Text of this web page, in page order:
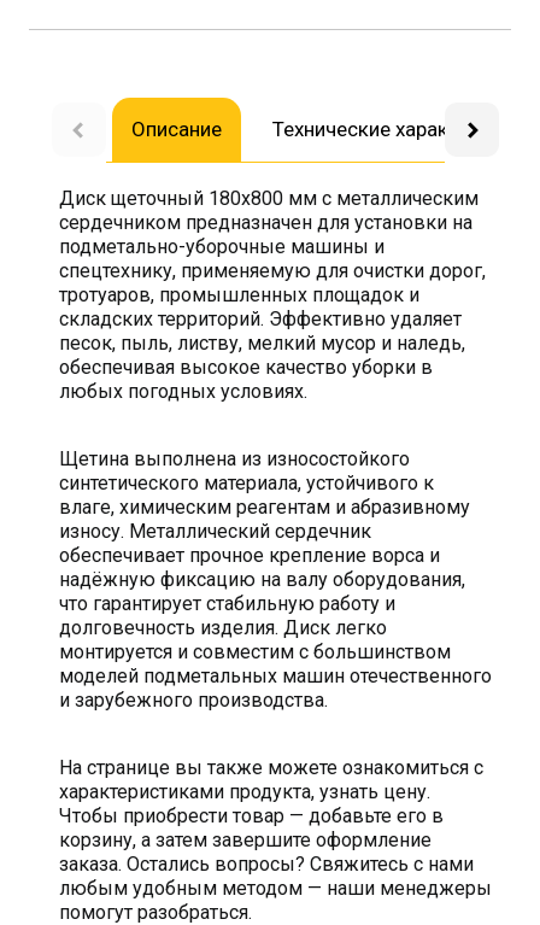
Описание Технические
Диск щеточный 180х800 мм с металлическим
сердечником предназначен для установки на
подметально-уборочные машины и
спецтехнику, применяемую для очистки дорог,
тротуаров, промышленных площадок и
складских территорий. Эффективно удаляет
песок, пыль, листву, мелкий мусор и наледь,
обеспечивая высокое качество уборки в
любых погодных условиях.
Щетина выполнена из износостойкого
синтетического материала, устойчивого к
влаге, химическим реагентам и абразивному
износу. Металлический сердечник
обеспечивает прочное крепление ворса и
надёжную фиксацию на валу оборудования,
что гарантирует стабильную работу и
долговечность изделия. Диск легко
монтируется и совместим с большинством
моделей подметальных машин отечественного
и зарубежного производства.
На странице вы также можете ознакомиться с
характеристиками продукта, узнать цену.
Чтобы приобрести товар — добавьте его в
корзину, а затем завершите оформление
заказа. Остались вопросы? Свяжитесь с нами
любым удобным методом — наши менеджеры
помогут разобраться.